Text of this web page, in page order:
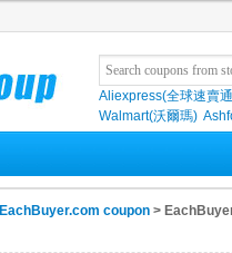
Aliexpress(全球速賣
Walmart(沃爾瑪)
EachBuyer.com coupon >